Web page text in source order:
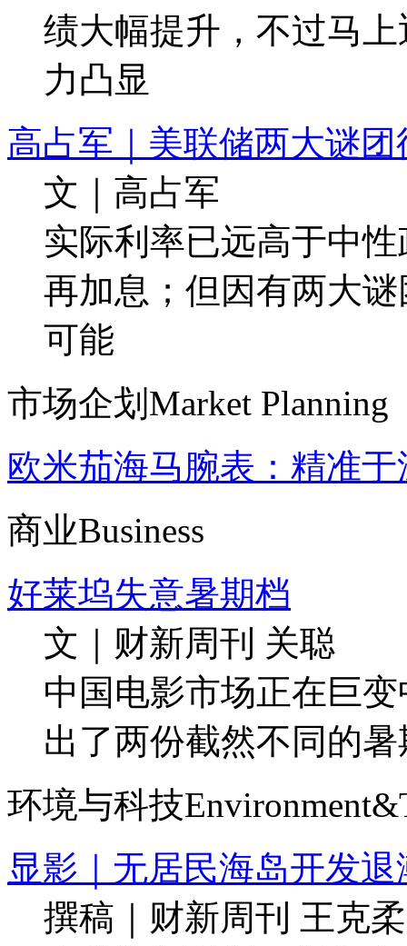
绩大幅提升，不过马
力凸显
高占军｜美联储两大谜团
文｜高占军
实际利率已远高于中
再加息；但因有两大
可能
市场企划 Market Planning
欧米茄海马腕表：精准于
商业Business
好莱坞失意暑期档
文｜财新周刊 关聪
中国电影市场正在巨
出了两份截然不同的
环境与科技
显影｜无居民海岛开发退
撰稿｜财新周刊 王克